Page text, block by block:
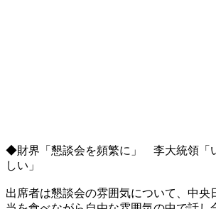
◆財界「懇談会を頻繁に」 李大統領「
しい」
出席者は懇談会の雰囲気について、中央